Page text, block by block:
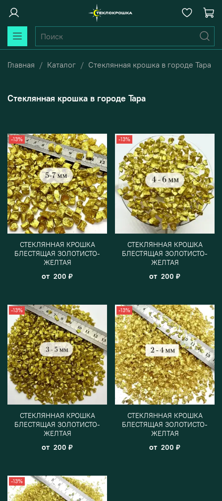
Главная Каталог Стеклянная крошка в городе Тара
Стеклянная крошка в городе Тара
-13%
СТЕКЛЯННАЯ КРОШКА
БЛЕСТЯЩАЯ ЗОЛОТИСТО-
ЖЕЛТАЯ
от 200 ₽
-13%
СТЕКЛЯННАЯ КРОШКА
БЛЕСТЯЩАЯ ЗОЛОТИСТО-
ЖЕЛТАЯ
от 200 ₽
-13%
СТЕКЛЯННАЯ КРОШКА
БЛЕСТЯЩАЯ ЗОЛОТИСТО-
ЖЕЛТАЯ
от 200 ₽
-13%
СТЕКЛЯННАЯ КРОШКА
БЛЕСТЯЩАЯ ЗОЛОТИСТО-
ЖЕЛТАЯ
от 200 ₽
-13%